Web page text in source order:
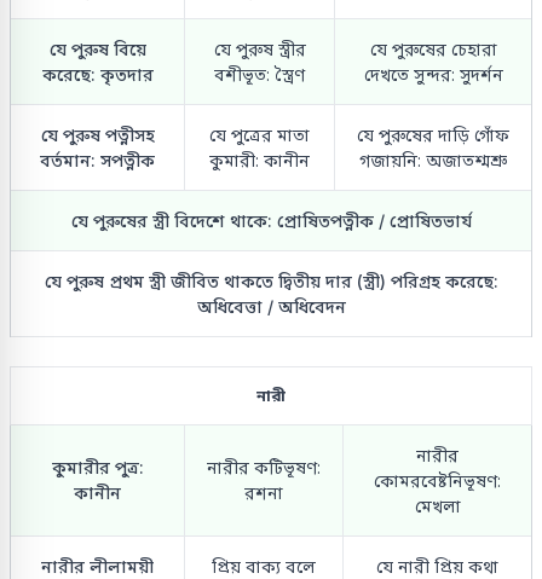
যে পুরুষ বিয়ে
করেছে: কৃতদার
যে পুরুষ স্ত্রীর
বশীভূত: স্ত্রৈণ
যে পুরুষের চেহারা
দেখতে সুন্দর: সুদর্শন
যে পুরুষ পত্নীসহ
বর্তমান: সপত্নীক
যে পুত্রের মাতা
কুমারী: কানীন
যে পুরুষের দাড়ি গোঁফ
গজায়নি: অজাতশ্মশ্রু
যে পুরুষের স্ত্রী বিদেশে থাকে: প্রোষিতপত্নীক / প্রোষিতভার্য
যে পুরুষ প্রথম স্ত্রী জীবিত থাকতে দ্বিতীয় দার (স্ত্রী) পরিগ্রহ করেছে:
অধিবেত্তা / অধিবেদন
নারী
কুমারীর পুত্র:
কানীন
নারীর কটিভূষণ:
রশনা
নারীর
কোমরবেষ্টনিভূষণ:
মেখলা
নারীর লীলাময়ী
প্রিয় বাক্য বলে
যে নারী প্রিয় কথা